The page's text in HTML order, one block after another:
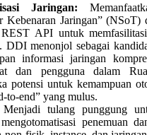
Jaringan:
Kebenaran Jaringan” (NSoT)
API untuk
DDI menonjol sebagai
informasi jaringan
dan pengguna dalam
potensi untuk kemampuan
to-end” yang mulus.
Menjadi tulang punggung
penemuan